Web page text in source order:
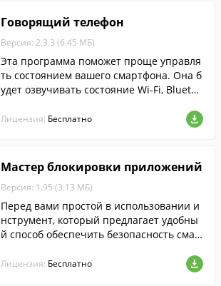
Говорящий телефон
Версия: 2.3.3 (6.45 МБ)
Эта программа поможет проще управля
ть состоянием вашего смартфона. Она б
удет озвучивать состояние Wi-Fi, Bluetoo
свободное место в памяти гаджета.
Лицензия: Бесплатно
Мастер блокировки приложений
Версия: 1.95 (3.13 МБ)
Перед вами простой в использовании и
нструмент, который предлагает удобны
й способ обеспечить безопасность смар
ь.
Лицензия: Бесплатно